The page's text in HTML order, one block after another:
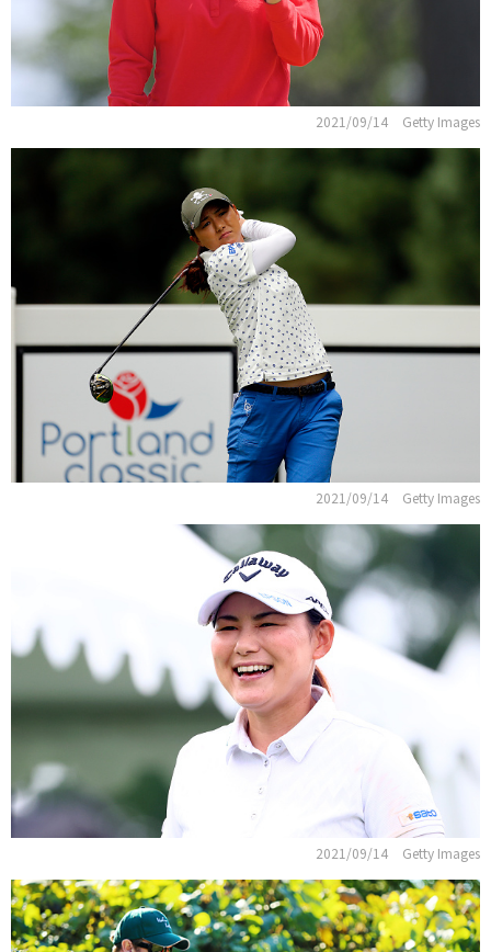
2021/09/14 Getty Images
2021/09/14 Getty Images
2021/09/14 Getty Images